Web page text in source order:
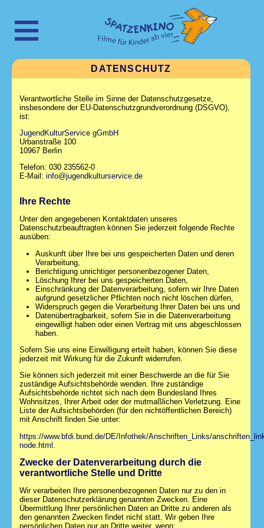
DATENSCHUTZ
Verantwortliche Stelle im Sinne der Datenschutzgesetze,
insbesondere der EU-Datenschutzgrundverordnung (DSGVO),
ist:
JugendKulturService gGmbH
Urbanstraße 100
10967 Berlin
Telefon: 030 235562-0
E-Mail:info@jugendkulturservice.de
Ihre Rechte
Unter den angegebenen Kontaktdaten unseres
Datenschutzbeauftragten können Sie jederzeit folgende Rechte
ausüben:
Auskunft über Ihre bei uns gespeicherten Daten und deren
Verarbeitung,
Berichtigung unrichtiger personenbezogener Daten,
Löschung Ihrer bei uns gespeicherten Daten,
Einschränkung der Datenverarbeitung, sofern wir Ihre Daten
aufgrund gesetzlicher Pflichten noch nicht löschen dürfen,
Widerspruch gegen die Verarbeitung Ihrer Daten bei uns und
Datenübertragbarkeit, sofern Sie in die Datenverarbeitung
eingewilligt haben oder einen Vertrag mit uns abgeschlossen
haben.
Sofern Sie uns eine Einwilligung erteilt haben, können Sie diese
jederzeit mit Wirkung für die Zukunft widerrufen.
Sie können sich jederzeit mit einer Beschwerde an die für Sie
zuständige Aufsichtsbehörde wenden. Ihre zuständige
Aufsichtsbehörde richtet sich nach dem Bundesland Ihres
Wohnsitzes, Ihrer Arbeit oder der mutmaßlichen Verletzung. Eine
Liste der Aufsichtsbehörden (für den nichtöffentlichen Bereich)
mit Anschrift finden Sie unter:
https://www.bfdi.bund.de/DE/Infothek/Anschriften_Links/
node.html
Zwecke der Datenverarbeitung durch die
verantwortliche Stelle und Dritte
Wir verarbeiten Ihre personenbezogenen Daten nur zu den in
dieser Datenschutzerklärung genannten Zwecken. Eine
Übermittlung Ihrer persönlichen Daten an Dritte zu anderen als
den genannten Zwecken findet nicht statt. Wir geben Ihre
persönlichen Daten nur an Dritte weiter, wenn: